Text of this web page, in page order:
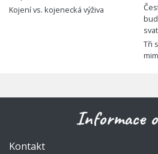
Kojení vs. kojenecká výživa
Tři
Informace
Kontakt